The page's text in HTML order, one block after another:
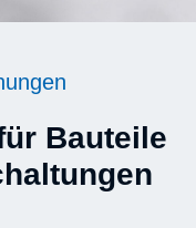
Bauteile